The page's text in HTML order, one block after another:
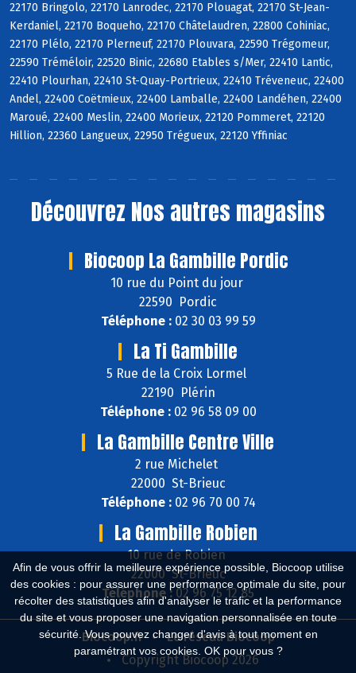
Afin de vous offrir la meilleure expérience possible, Biocoop utilise
des cookies : pour assurer une performance optimale du site, pour
récolter des statistiques afin d'analyser le trafic et la performance
du site et vous proposer une navigation personnalisée en toute
sécurité. Vous pouvez changer d'avis à tout moment en
paramétrant vos cookies. OK pour vous ?
22170 Bringolo, 22170 Lanrodec, 22170 Plouagat, 22170 St-Jean-
Kerdaniel, 22170 Boqueho, 22170 Châtelaudren, 22800 Cohiniac,
22170 Plélo, 22170 Plerneuf, 22170 Plouvara, 22590 Trégomeur,
22590 Tréméloir, 22520 Binic, 22680 Etables s/Mer, 22410 Lantic,
22410 Plourhan, 22410 St-Quay-Portrieux, 22410 Tréveneuc, 22400
Andel, 22400 Coëtmieux, 22400 Lamballe, 22400 Landéhen, 22400
Maroué, 22400 Meslin, 22400 Morieux, 22120 Pommeret, 22120
Hillion, 22360 Langueux, 22950 Trégueux, 22120 Yffiniac
Découvrez Nos autres magasins
Biocoop La Gambille Pordic
10 rue du Point du jour
22590 Pordic
Téléphone :02 30 03 99 59
La Ti Gambille
5 Rue de la Croix Lormel
22190 Plérin
Téléphone :02 96 58 09 00
La Gambille Centre Ville
2 rue Michelet
22000 St-Brieuc
Téléphone :02 96 70 00 74
La Gambille Robien
10 rue de Robien
22000 St-Brieuc
Téléphone :02 96 75 12 85
Biocoop.fr
Le réseau Biocoop
Copyright Biocoop 2026